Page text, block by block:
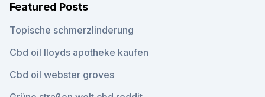
Featured Posts
Topische schmerzlinderung
Cbd oil lloyds apotheke kaufen
Cbd oil webster groves